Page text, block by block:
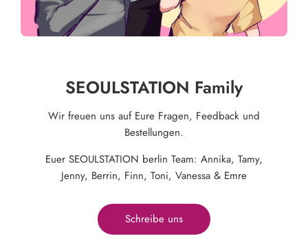
SEOULSTATION Family
Wir freuen uns auf Eure Fragen, Feedback und
Bestellungen.
Euer SEOULSTATION berlin Team: Annika, Tamy,
Jenny, Berrin, Finn, Toni, Vanessa & Emre
Schreibe uns